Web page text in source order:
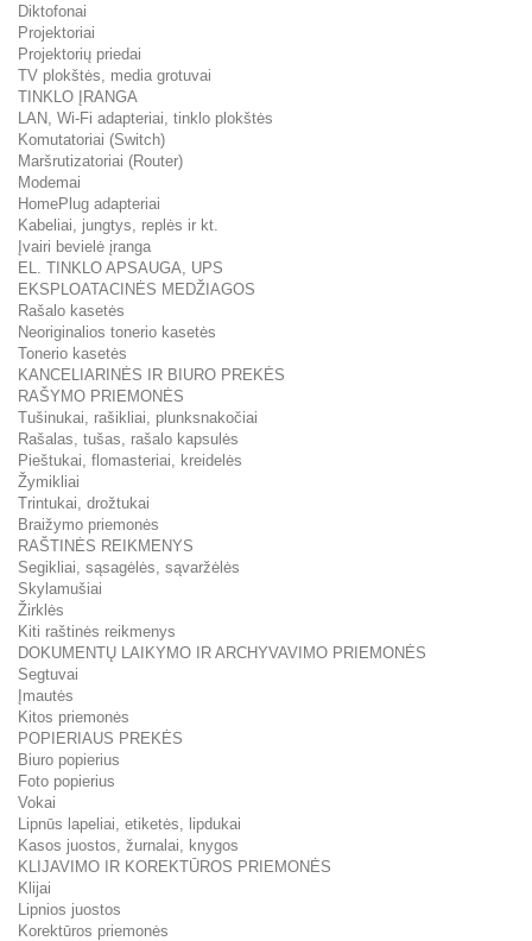
Diktofonai
Projektoriai
Projektorių priedai
TV plokštės, media grotuvai
TINKLO ĮRANGA
LAN, Wi-Fi adapteriai, tinklo plokštės
Komutatoriai (Switch)
Maršrutizatoriai (Router)
Modemai
HomePlug adapteriai
Kabeliai, jungtys, replės ir kt.
Įvairi bevielė įranga
EL. TINKLO APSAUGA, UPS
EKSPLOATACINĖS MEDŽIAGOS
Rašalo kasetės
Neoriginalios tonerio kasetės
Tonerio kasetės
KANCELIARINĖS IR BIURO PREKĖS
RAŠYMO PRIEMONĖS
Tušinukai, rašikliai, plunksnakočiai
Rašalas, tušas, rašalo kapsulės
Pieštukai, flomasteriai, kreidelės
Žymikliai
Trintukai, drožtukai
Braižymo priemonės
RAŠTINĖS REIKMENYS
Segikliai, sąsagėlės, sąvaržėlės
Skylamušiai
Žirklės
Kiti raštinės reikmenys
DOKUMENTŲ LAIKYMO IR ARCHYVAVIMO PRIEMONĖS
Segtuvai
Įmautės
Kitos priemonės
POPIERIAUS PREKĖS
Biuro popierius
Foto popierius
Vokai
Lipnūs lapeliai, etiketės, lipdukai
Kasos juostos, žurnalai, knygos
KLIJAVIMO IR KOREKTŪROS PRIEMONĖS
Klijai
Lipnios juostos
Korektūros priemonės